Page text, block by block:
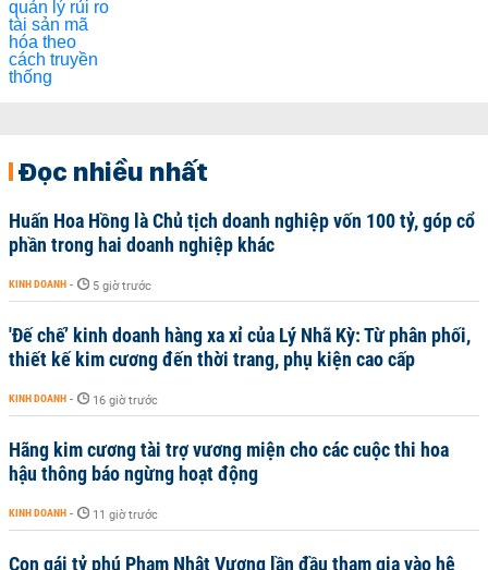
Đọc nhiều nhất
Huấn Hoa Hồng là Chủ tịch doanh nghiệp vốn 100 tỷ, góp cổ
phần trong hai doanh nghiệp khác
KINH DOANH - 5 giờ trước
'Đế chế’ kinh doanh hàng xa xỉ của Lý Nhã Kỳ: Từ phân phối,
thiết kế kim cương đến thời trang, phụ kiện cao cấp
KINH DOANH - 16 giờ trước
Hãng kim cương tài trợ vương miện cho các cuộc thi hoa
hậu thông báo ngừng hoạt động
KINH DOANH - 11 giờ trước
Con gái tỷ phú Phạm Nhật Vượng lần đầu tham gia vào hệ